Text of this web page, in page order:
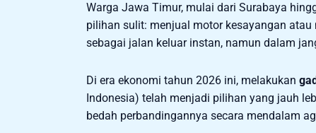
Warga Jawa Timur, mulai dari Surabaya
pilihan sulit: menjual motor kesayangan
sebagai jalan keluar instan, namun dalam
Di era ekonomi tahun 2026 ini, melakukan
Indonesia) telah menjadi pilihan yang jauh
bedah perbandingannya secara mendalam